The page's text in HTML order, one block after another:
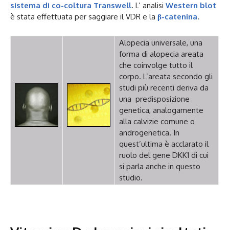
sistema di co-coltura Transwell. L’ analisi Western blot
è stata effettuata per saggiare il VDR e la β-catenina.
Alopecia universale, una
forma di alopecia areata
che coinvolge tutto il
corpo. L’areata secondo gli
studi più recenti deriva da
una predisposizione
genetica, analogamente
alla calvizie comune o
androgenetica. In
quest’ultima è acclarato il
ruolo del gene DKK1 di cui
si parla anche in questo
studio.